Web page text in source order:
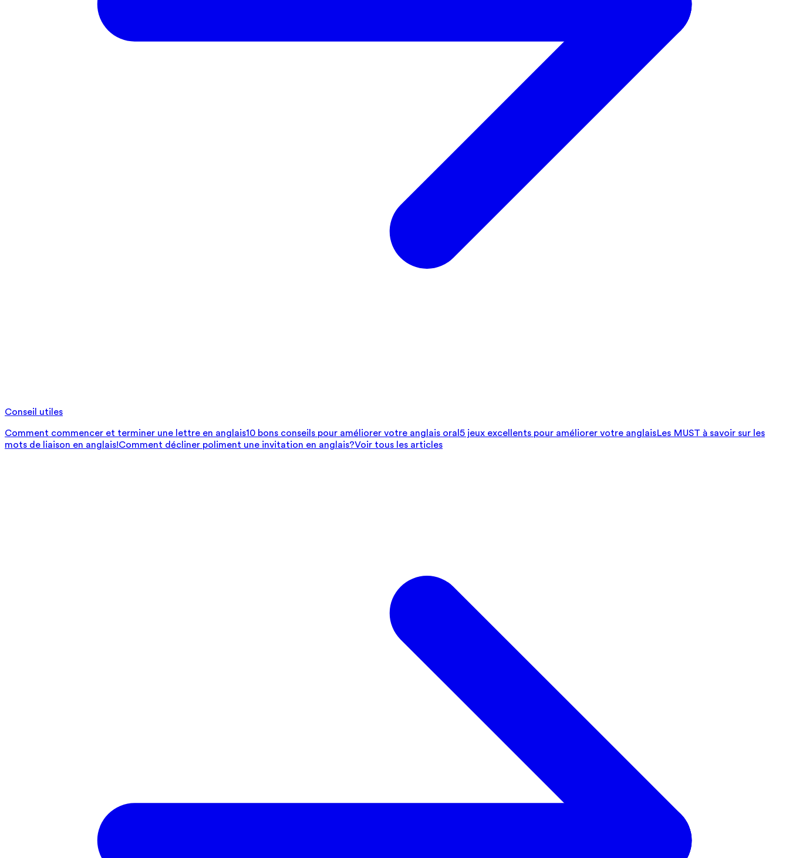
Conseil utiles
Comment commencer et terminer une lettre en anglais10 bons conseils pour améliorer votre anglais oral 5 jeux excellents pour améliorer votre anglaisLes MUST à savoir sur les
mots de liaison en anglais!Comment décliner poliment une invitation en anglais?Voir tous les articles